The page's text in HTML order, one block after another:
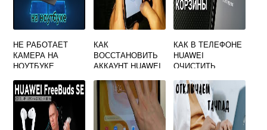
НЕ РАБОТАЕТ
КАМЕРА НА
НОУТБУКЕ
КАК
ВОССТАНОВИТЬ
АККАУНТ HUAWEI
КАК В ТЕЛЕФОНЕ
HUAWEI
ОЧИСТИТЬ